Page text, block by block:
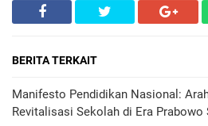
BERITA TERKAIT
Manifesto Pendidikan Nasional:
Revitalisasi Sekolah di Era Prabowo